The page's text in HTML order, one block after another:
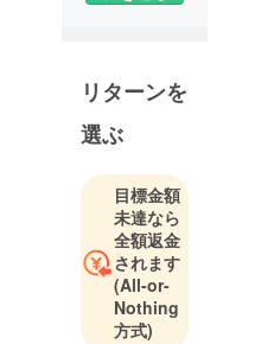
リターンを
選ぶ
目標金額
未達なら
全額返金
されます
(All-or-
Nothing
方式)